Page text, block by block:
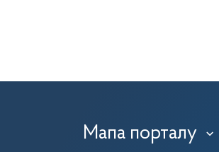
Мапа порталу ›